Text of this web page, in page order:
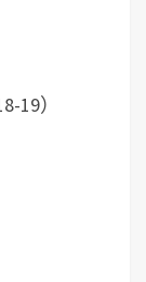
19）